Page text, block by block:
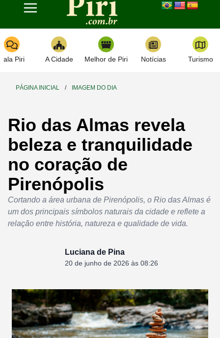
Toggle navigation
Piri A Cidade Melhor de Piri Notícias Turismo
PÁGINA INICIAL / IMAGEM DO DIA
Rio das Almas revela
beleza e tranquilidade
no coração de
Pirenópolis
Cortando a área urbana de Pirenópolis, o Rio das Almas é
um dos principais símbolos naturais da cidade e reflete a
relação entre história, natureza e qualidade de vida.
Luciana de Pina
20 de junho de 2026 às 08:26